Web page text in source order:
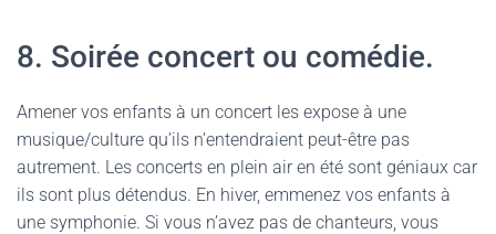
8. Soirée concert ou comédie.
Amener vos enfants à un concert les expose à une
musique/culture qu’ils n’entendraient peut-être pas
autrement. Les concerts en plein air en été sont géniaux car
ils sont plus détendus. En hiver, emmenez vos enfants à
une symphonie. Si vous n’avez pas de chanteurs, vous